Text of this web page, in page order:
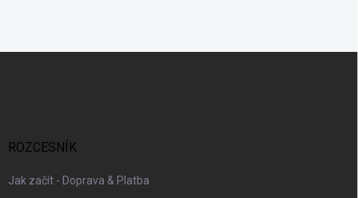
ROZCESNÍK
Jak začít - Doprava & Platba